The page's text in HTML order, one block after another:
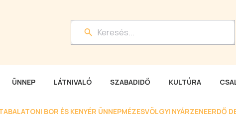
ÜNNEP LÁTNIVALÓ SZABADIDŐ KULTÚRA
BALATONI BOR ÉS KENYÉR ÜNNEPMÉZESVÖLGYI NYÁRZENEERDŐ